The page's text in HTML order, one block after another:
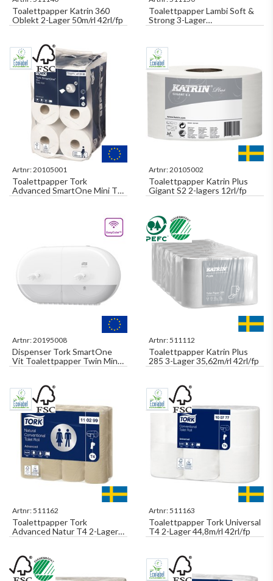
Toalettpapper Katrin 360
Oblekt 2-Lager 50m/rl 42rl/fp
Toalettpapper Lambi Soft &
Strong 3-Lager
Dekorprägling 20m/rl 40rl/fp
Artnr:20105001
Toalettpapper Tork
Advanced SmartOne Mini T9
2-Lager 111m/rl 12rl/fp
Artnr:20105002
Toalettpapper Katrin Plus
Gigant S2 2-lagers 12rl/fp
Artnr:20195008
Dispenser Tork SmartOne
Vit Toalettpapper Twin Mini
T9
Artnr:511112
Toalettpapper Katrin Plus
285 3-Lager 35,62m/rl 42rl/fp
Artnr:511162
Toalettpapper Tork
Advanced Natur T4 2-Lager
34,7m/rl 24rl/fp
Artnr:511163
Toalettpapper Tork Universal
T4 2-Lager 44,8m/rl 42rl/fp